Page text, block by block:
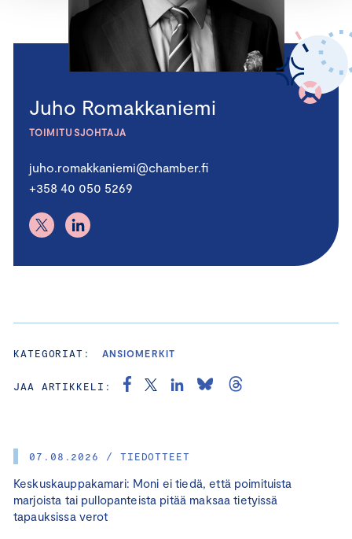
07.08.2026 / TIEDOTTEET
Keskuskauppakamari: Moni ei tiedä, että poimituista
marjoista tai pullopanteista pitää maksaa tietyissä
tapauksissa verot
Juho Romakkaniemi
TOIMITUSJOHTAJA
juho.romakkaniemi@chamber.fi
+358 40 050 5269
KATEGORIAT: ANSIOMERKIT
JAA ARTIKKELI: